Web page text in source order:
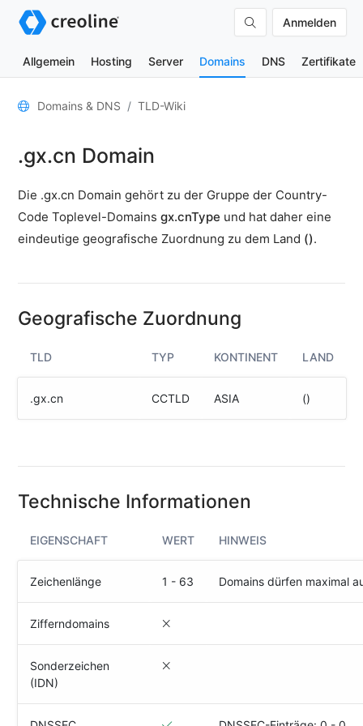
Anmelden
Allgemein Hosting Server Domains DNS Zertifikate
Allgemein
Kontakte
TLD-
Lookup
Test
(IPv4
IPv6)
Domain
SECURITY
Responsible
Disclosure
RESSOURCEN
creoline.com
Kundencenter
Domains & DNS TLD-Wiki
.gx.cn Domain
Die .gx.cn Domain gehört zu der Gruppe der Country-
Code Toplevel-Domains gx.cnType und hat daher eine
eindeutige geografische Zuordnung zu dem Land ().
Geografische Zuordnung
TLD TYP KONTINENT LAND
.gx.cn CCTLD ASIA ()
Technische Informationen
EIGENSCHAFT WERT HINWEIS
Zeichenlänge 1 - 63 Domains dürfen maximal
Zifferndomains
Sonderzeichen
(IDN)